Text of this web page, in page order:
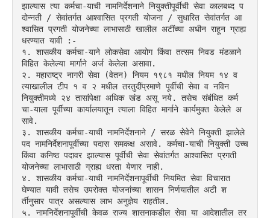
झाल्यास त्या कर्मचा-याची नामनिर्देशनाने नियुक्तीपूर्वीची सेवा कालबध्द प
दोन्नती / सेवांतर्गत आश्वासित प्रगती योजना / सुधारित सेवांतर्गत आ
श्वासित प्रगती योजनेच्या लाभासाठी खालील अटींच्या अधीन राहून ग्राह्य
धरण्यात यावी :-
१. शासकीय कर्मचा-याने लोकसेवा आयोग किंवा तत्सम निवड मंडळाने
विहित केलेल्या मार्गाने अर्ज केलेला असावा.
२. महाराष्ट्र नागरी सेवा (वेतन) नियम १९८१ मधील नियम १४ व
त्याखालील टीप १ व २ मधील तरतुदींप्रमाणे पूर्वीची सेवा व नविन
नियुक्तीमध्ये २४ तासांपेक्षा अधिक खंड असू नये. तसेच संबंधित कर्म
चा-याला पूर्वीच्या कार्यालयातून त्याला विहित मार्गाने कार्यमुक्त केलेले अ
सावे.
३. शासकीय कर्मचा-याची नामनिर्देशनाने / सरळ सेवेने नियुक्ती झालेले
पद नामनिर्देशनापूर्वीच्या पदास समकक्ष असावे. कर्मचा-याची नियुक्ती उच्च
किंवा कनिष्ठ पदावर झाल्यास पूर्वीची सेवा सेवांतर्गत आश्वासित प्रगती
योजनेच्या लाभासाठी ग्राह्य धरता येणार नाही.
४. शासकीय कर्मचा-याची नामनिर्देशनापूर्वीची नियमित सेवा विचारात
घेण्यात यावी तसेच उपरोक्त योजनांच्या शासन निर्णयातील अटी श
र्तीनुसार पात्र असल्यास लाभ अनुज्ञेय राहतील.
५. नामनिर्देशनापूर्वीची केवळ राज्य शासनाकडील सेवा या आदेशातील तर